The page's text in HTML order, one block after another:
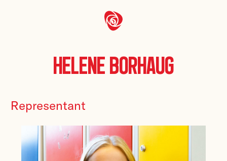
Helene Borhaug
Representant